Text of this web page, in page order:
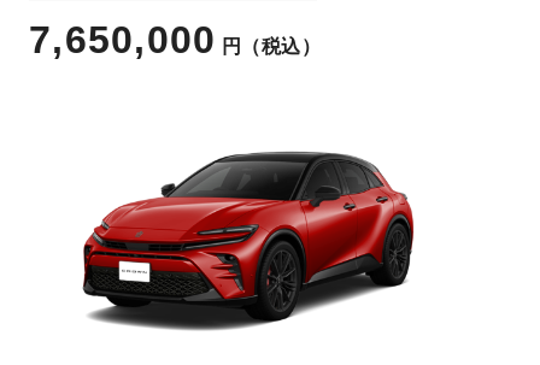
7,650,000 円 （税込）